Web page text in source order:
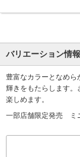
バリエーション情
豊富なカラーとなめ
輝きをもたらします。
楽しめます。
一部店舗限定発売 ミ